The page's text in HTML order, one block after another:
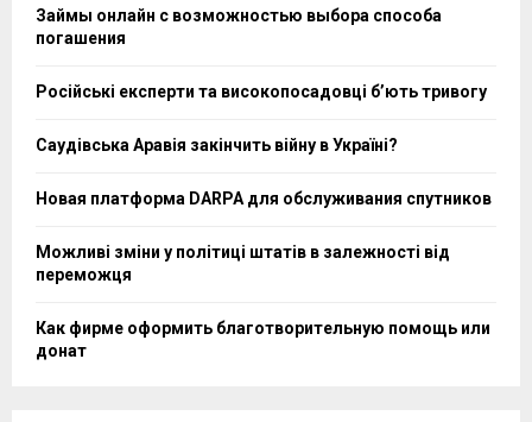
Займы онлайн с возможностью выбора способа
погашения
Російські експерти та високопосадовці бʼють тривогу
Саудівська Аравія закінчить війну в Україні?
Новая платформа DARPA для обслуживания спутников
Можливі зміни у політиці штатів в залежності від
переможця
Как фирме оформить благотворительную помощь или
донат